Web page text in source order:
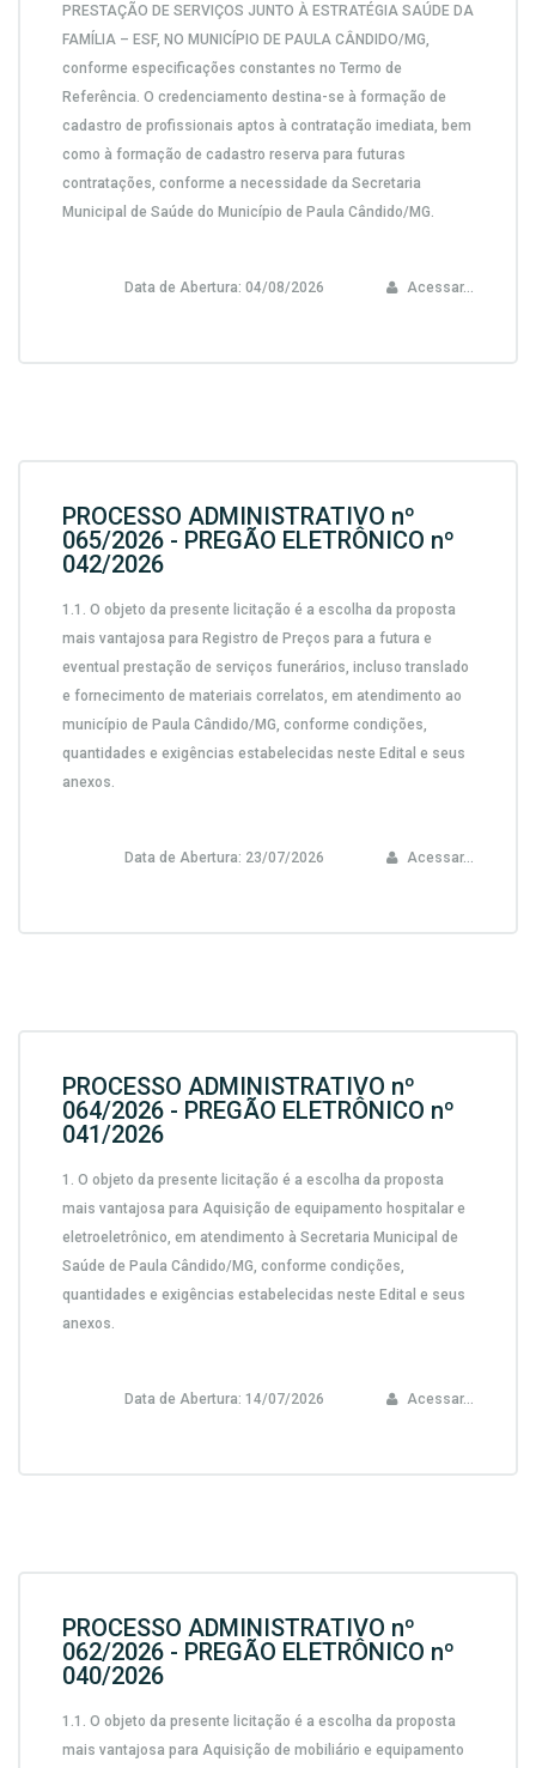
PRESTAÇÃO DE SERVIÇOS JUNTO À ESTRATÉGIA SAÚDE DA
FAMÍLIA – ESF, NO MUNICÍPIO DE PAULA CÂNDIDO/MG,
conforme especificações constantes no Termo de
Referência. O credenciamento destina-se à formação de
cadastro de profissionais aptos à contratação imediata, bem
como à formação de cadastro reserva para futuras
contratações, conforme a necessidade da Secretaria
Municipal de Saúde do Município de Paula Cândido/MG.
Data de Abertura: 04/08/2026 Acessar...
PROCESSO ADMINISTRATIVO nº
065/2026 - PREGÃO ELETRÔNICO nº
042/2026
1.1. O objeto da presente licitação é a escolha da proposta
mais vantajosa para Registro de Preços para a futura e
eventual prestação de serviços funerários, incluso translado
e fornecimento de materiais correlatos, em atendimento ao
município de Paula Cândido/MG, conforme condições,
quantidades e exigências estabelecidas neste Edital e seus
anexos.
Data de Abertura: 23/07/2026 Acessar...
PROCESSO ADMINISTRATIVO nº
064/2026 - PREGÃO ELETRÔNICO nº
041/2026
1. O objeto da presente licitação é a escolha da proposta
mais vantajosa para Aquisição de equipamento hospitalar e
eletroeletrônico, em atendimento à Secretaria Municipal de
Saúde de Paula Cândido/MG, conforme condições,
quantidades e exigências estabelecidas neste Edital e seus
anexos.
Data de Abertura: 14/07/2026 Acessar...
PROCESSO ADMINISTRATIVO nº
062/2026 - PREGÃO ELETRÔNICO nº
040/2026
1.1. O objeto da presente licitação é a escolha da proposta
mais vantajosa para Aquisição de mobiliário e equipamento